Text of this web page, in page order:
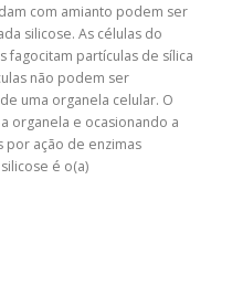
com amianto podem ser
silicose. As células do
partículas de sílica
não podem ser
uma organela celular. O
organela e ocasionando a
por ação de enzimas
é o(a)